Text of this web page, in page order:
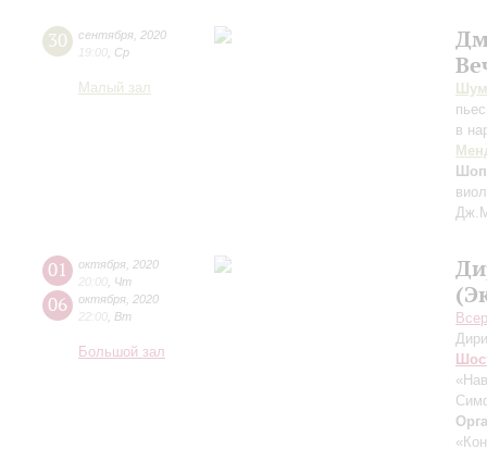
30 сентября 2020
19:00 Ср
Малый зал
в
01 октября 2020
20:00 Чт
06 октября 2020
22:00 Вт
Большой зал